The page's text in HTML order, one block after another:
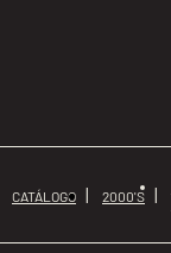
CATÁLOGO 2000'S